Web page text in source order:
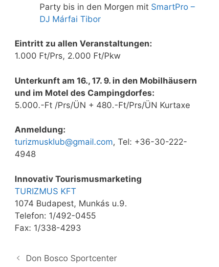
Party bis in den Morgen mit SmartPro –
DJ Márfai Tibor
Eintritt zu allen Veranstaltungen:
1.000 Ft/Prs, 2.000 Ft/Pkw
Unterkunft am 16., 17. 9. in den Mobilhäusern
und im Motel des Campingdorfes:
5.000.-Ft /Prs/ÜN + 480.-Ft/Prs/ÜN Kurtaxe
Anmeldung:
turizmusklub@gmail.com, Tel: +36-30-222-
4948
Innovativ Tourismusmarketing
TURIZMUS KFT
1074 Budapest, Munkás u.9.
Telefon: 1/492-0455
Fax: 1/338-4293
Don Bosco Sportcenter